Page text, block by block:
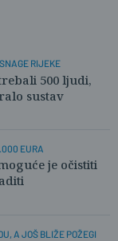
RIJEKE
500 ljudi,
sustav
EURA
je očistiti
A JOŠ BLIŽE POŽEGI